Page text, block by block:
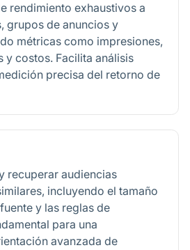
rendimiento exhaustivos a
grupos de anuncios y
métricas como impresiones,
y costos. Facilita análisis
precisa del retorno de
recuperar audiencias
incluyendo el tamaño
y las reglas de
para una
avanzada de